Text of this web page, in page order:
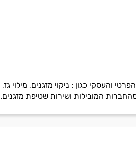
והעסקי כגון : ניקוי מזגנים, מילוי
המובילות ושירות שטיפת מזגנים.